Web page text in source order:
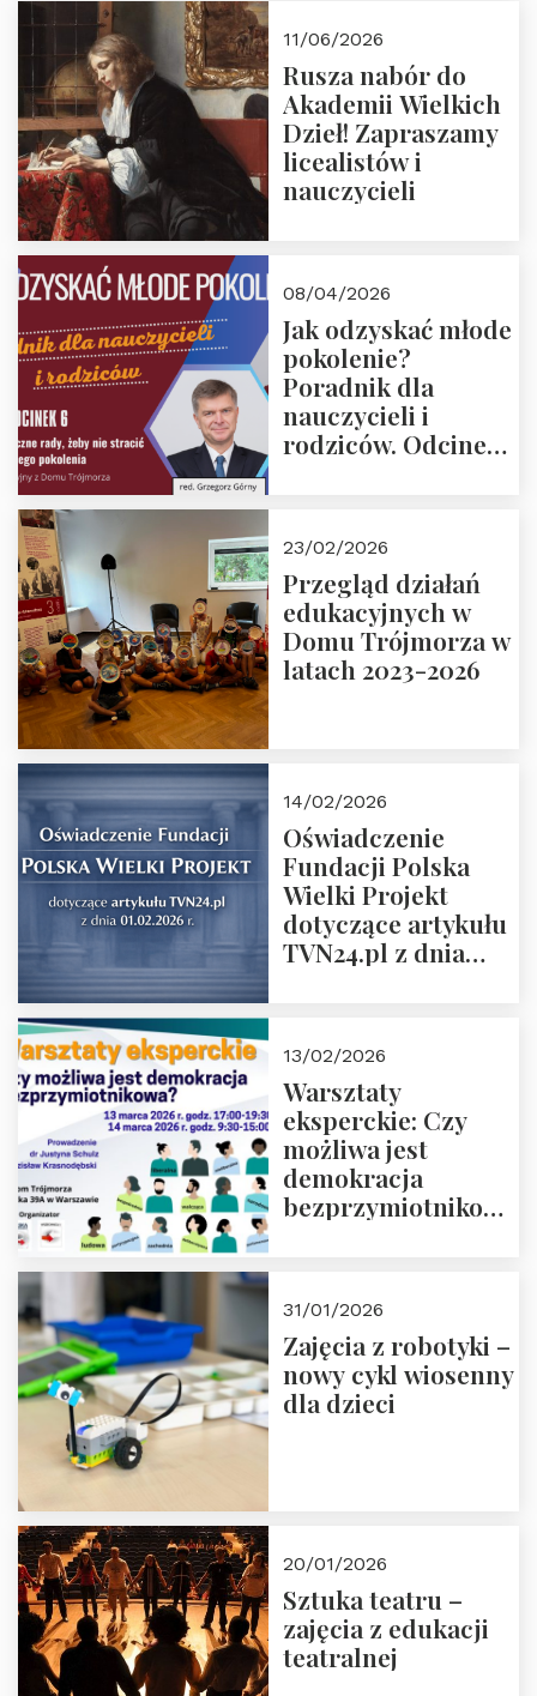
11/06/2026
Rusza nabór do
Akademii Wielkich
Dzieł! Zapraszamy
licealistów i
nauczycieli
08/04/2026
Jak odzyskać młode
pokolenie?
Poradnik dla
nauczycieli i
rodziców. Odcinek
Rozmawiają red.
Grzegorz Górny i
prof. Michał
Łuczewski
23/02/2026
Przegląd działań
edukacyjnych w
Domu Trójmorza w
latach 2023-2026
14/02/2026
Oświadczenie
Fundacji Polska
Wielki Projekt
dotyczące artykułu
TVN24.pl z dnia
13/02/2026
Warsztaty
eksperckie: Czy
możliwa jest
demokracja
bezprzymiotnikowa?
31/01/2026
Zajęcia z robotyki –
nowy cykl wiosenny
dla dzieci
20/01/2026
Sztuka teatru –
zajęcia z edukacji
teatralnej